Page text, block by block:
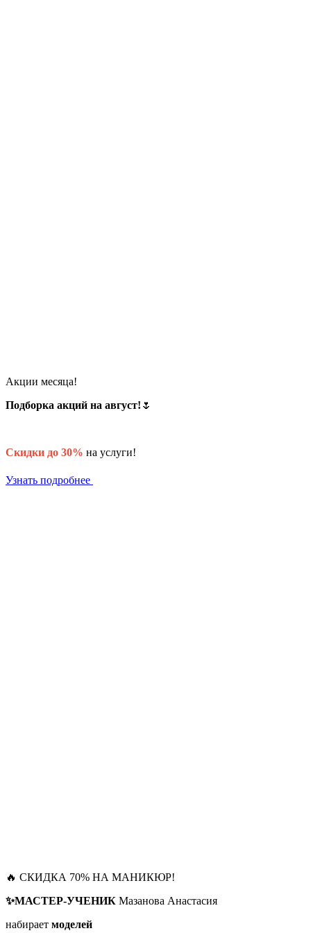
Акции месяца!
Подборка акций на август! 🌷
Скидки до 30% на услуги!
Узнать подробнее
🔥 СКИДКА 70% НА МАНИКЮР!
✨МАСТЕР-УЧЕНИК Мазанова Анастасия
набирает моделей